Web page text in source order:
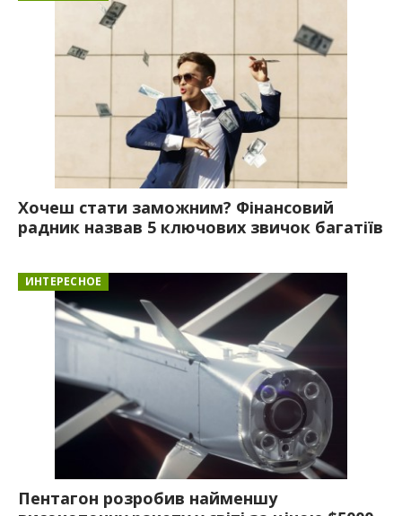
Хочеш стати заможним? Фінансовий
радник назвав 5 ключових звичок багатіїв
ИНТЕРЕСНОЕ
Пентагон розробив найменшу